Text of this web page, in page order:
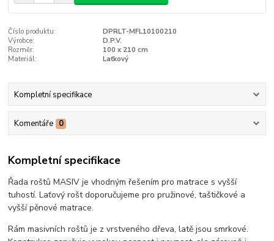
Číslo produktu:
DPRLT-MFL10100210
Výrobce:
D.P.V.
Rozměr:
100 x 210 cm
Materiál:
Laťkový
Kompletní specifikace
Komentáře 0
Kompletní specifikace
Řada roštů MASIV je vhodným řešením pro matrace s vyšší
tuhostí. Laťový rošt doporučujeme pro pružinové, taštičkové a
vyšší pěnové matrace.
Rám masivních roštů je z vrstveného dřeva, latě jsou smrkové.